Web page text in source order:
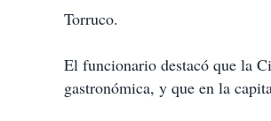
Torruco.
El funcionario destacó que la
gastronómica, y que en la